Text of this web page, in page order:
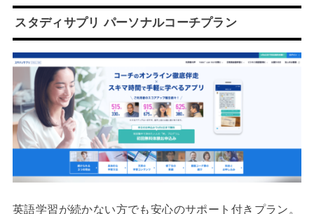
スタディサプリ パーソナルコーチプラン
英語学習が続かない方でも安心のサポート付きプラン。